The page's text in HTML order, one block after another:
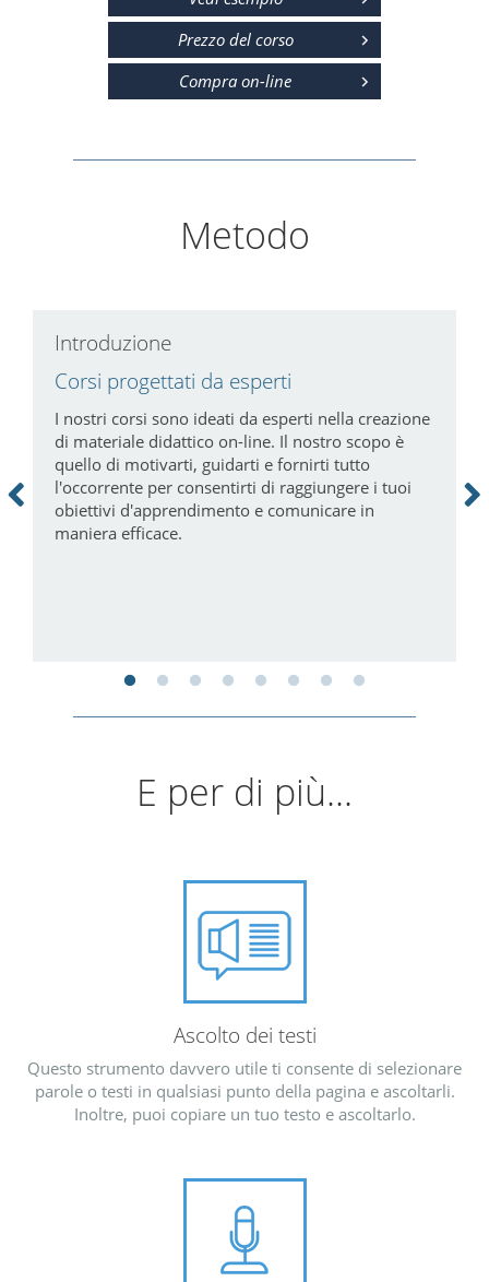
Prezzo del corso
Compra on-line
Metodo
Introduzione
Corsi progettati da esperti
I nostri corsi sono ideati da esperti nella creazione
di materiale didattico on-line. Il nostro scopo è
quello di motivarti, guidarti e fornirti tutto
l'occorrente per consentirti di raggiungere i tuoi
obiettivi d'apprendimento e comunicare in
maniera efficace.
E per di più...
Ascolto dei testi
Questo strumento davvero utile ti consente di selezionare
parole o testi in qualsiasi punto della pagina e ascoltarli.
Inoltre, puoi copiare un tuo testo e ascoltarlo.